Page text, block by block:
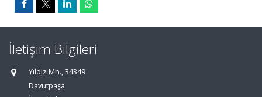
İletişim Bilgileri
Yıldız Mh., 34349
Davutpaşa